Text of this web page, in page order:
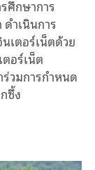
ศึกษาการ
ำเนินการ
เตอร์เน็ตด้วย
อร์เน็ต
วมการกำหนด
ซึ้ง